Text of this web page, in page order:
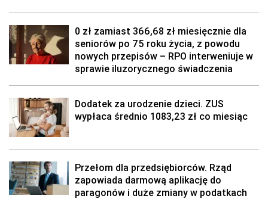
0 zł zamiast 366,68 zł miesięcznie dla
seniorów po 75 roku życia, z powodu
nowych przepisów – RPO interweniuje w
sprawie iluzorycznego świadczenia
Dodatek za urodzenie dzieci. ZUS
wypłaca średnio 1083,23 zł co miesiąc
Przełom dla przedsiębiorców. Rząd
zapowiada darmową aplikację do
paragonów i duże zmiany w podatkach